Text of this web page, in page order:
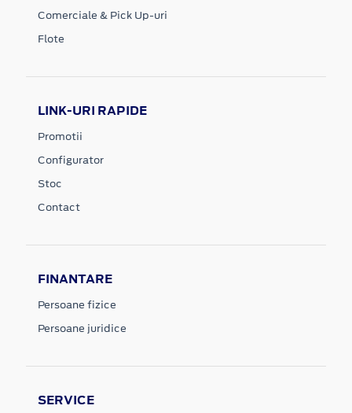
Comerciale & Pick Up-uri
Flote
LINK-URI RAPIDE
Promotii
Configurator
Stoc
Contact
FINANTARE
Persoane fizice
Persoane juridice
SERVICE